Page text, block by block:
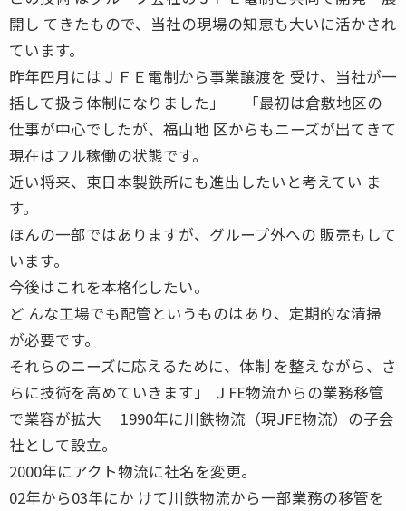
開し てきたもので、当社の現場の知恵も大いに活かされ
ています。
昨年四月にはＪＦＥ電制から事業譲渡を 受け、当社が一
括して扱う体制になりました」 「最初は倉敷地区の
仕事が中心でしたが、福山地 区からもニーズが出てきて
現在はフル稼働の状態です。
近い将来、東日本製鉄所にも進出したいと考えてい ま
す。
ほんの一部ではありますが、グループ外への 販売もして
います。
今後はこれを本格化したい。
ど んな工場でも配管というものはあり、定期的な清掃
が必要です。
それらのニーズに応えるために、体制 を整えながら、さ
らに技術を高めていきます」 ＪFE物流からの業務移管
で業容が拡大 1990年に川鉄物流（現JFE物流）の子会
社として設立。
2000年にアクト物流に社名を変更。
02年から03年にか けて川鉄物流から一部業務の移管を